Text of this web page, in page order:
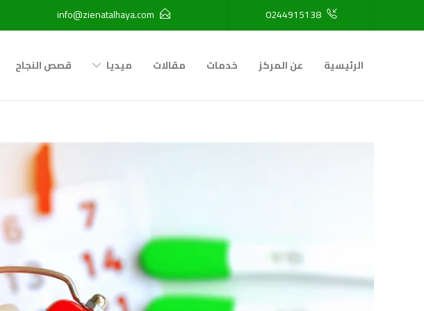
0244915138
info@zienatalhaya.com
الرئيسية عن المركز خدمات مقالات ميديا قصص النجاح